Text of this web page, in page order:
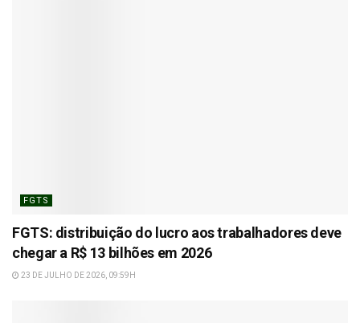
FGTS
FGTS: distribuição do lucro aos trabalhadores deve
chegar a R$ 13 bilhões em 2026
23 DE JULHO DE 2026, 09:59H